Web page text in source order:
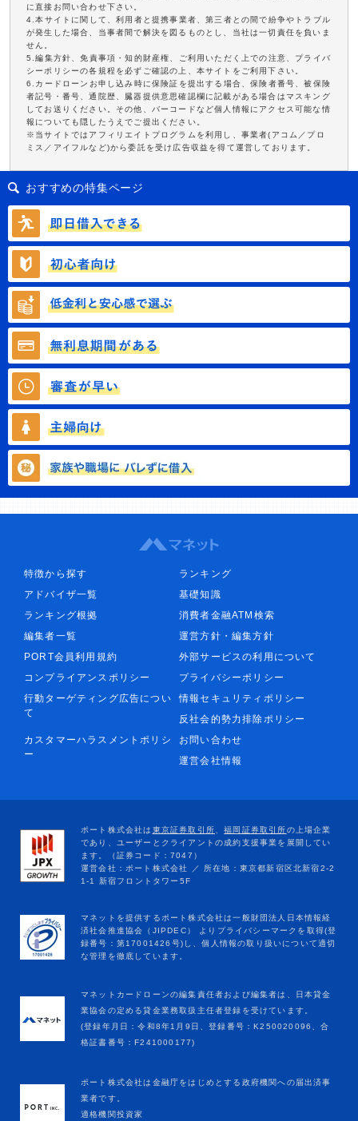
に直接お問い合わせ下さい。
4.本サイトに関して、利用者と提携事業者、第三者との間で紛争やトラブル
が発生した場合、当事者間で解決を図るものとし、当社は一切責任を負いま
せん。
5.編集方針、免責事項・知的財産権、ご利用いただく上での注意、プライバ
シーポリシーの各規程を必ずご確認の上、本サイトをご利用下さい。
6.カードローンお申し込み時に保険証を提出する場合、保険者番号、被保険
者記号・番号、通院歴、臓器提供意思確認欄に記載がある場合はマスキング
してお送りください。その他、バーコードなど個人情報にアクセス可能な情
報についても隠したうえでご提出ください。
※当サイトではアフィリエイトプログラムを利用し、事業者(アコム／プロ
ミス／アイフルなど)から委託を受け広告収益を得て運営しております。
おすすめの特集ページ
特徴から探す
ランキング
アドバイザ一覧
基礎知識
ランキング根拠
消費者金融ATM検索
編集者一覧
運営方針・編集方針
PORT会員利用規約
外部サービスの利用について
コンプライアンスポリシー
プライバシーポリシー
行動ターゲティング広告につい
て
情報セキュリティポリシー
反社会的勢力排除ポリシー
カスタマーハラスメントポリシ
ー
お問い合わせ
運営会社情報
マネットカードローンの編集責任者および編集者は、日本貸金
業協会の定める貸金業務取扱主任者登録を受けています。
(登録年月日：令和8年1月9日、登録番号：K250020096、合
格証書番号：F241000177)
ポート株式会社は金融庁をはじめとする政府機関への届出済事
業者です。
適格機関投資家